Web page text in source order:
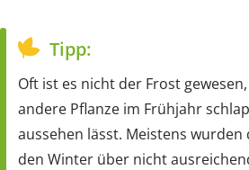
Tipp:
Oft ist es nicht der Frost
andere Pflanze im Frühjahr
aussehen lässt. Meistens wurden
den Winter über nicht